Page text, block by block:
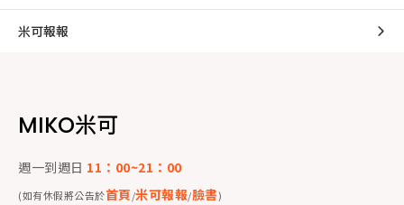
米可報報
MIKO米可
週一到週日 11：00~21：00
(如有休假將公告於首頁/米可報報/臉書)